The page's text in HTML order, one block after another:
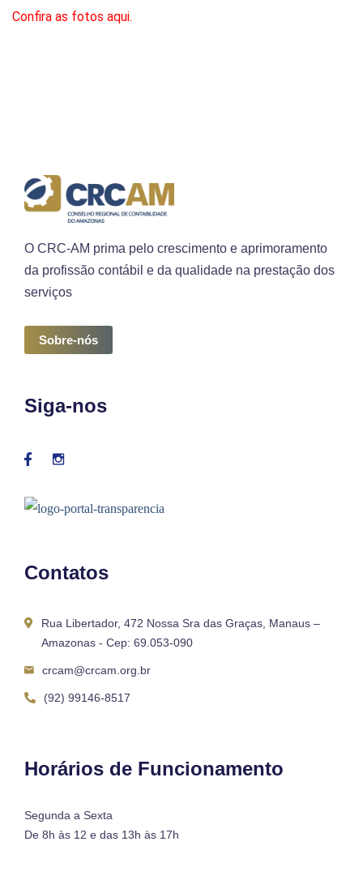
Confira as fotos aqui.
O CRC-AM prima pelo crescimento e aprimoramento
da profissão contábil e da qualidade na prestação dos
serviços
Sobre-nós
Siga-nos
Contatos
Rua Libertador, 472 Nossa Sra das Graças, Manaus –
Amazonas - Cep: 69.053-090
crcam@crcam.org.br
(92) 99146-8517
Horários de Funcionamento
Segunda a Sexta
De 8h às 12 e das 13h às 17h